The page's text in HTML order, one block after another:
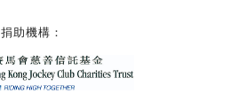
捐助機構：